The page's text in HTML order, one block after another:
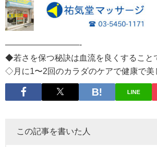
—————————-
◆若さを保つ秘訣は血流を良くすること
◇月に1〜2回のカラダのケアで健康で美
LINE
この記事を書いた人